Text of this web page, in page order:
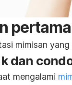
mimisan
dan
mengalami